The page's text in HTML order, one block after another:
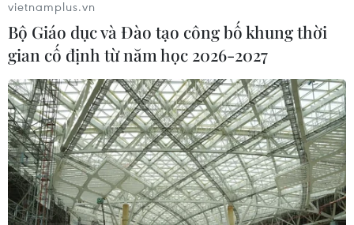
Afghanistan đối mặt khủng hoảng
lương thực nghiêm trọng do thiếu
hụt viện trợ
05/08/2026 06:41
Tổng thống Hàn Quốc nhấn mạnh
duy trì hòa bình trên bán đảo Triều
Tiên
05/08/2026 05:58
vietnamplus.vn
Bộ Giáo dục và Đào tạo công bố khung thời
gian cố định từ năm học 2026-2027